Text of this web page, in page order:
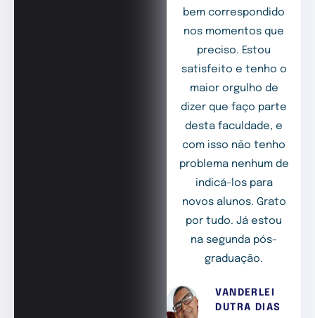
bem correspondido
nos momentos que
preciso. Estou
satisfeito e tenho o
maior orgulho de
dizer que faço parte
desta faculdade, e
com isso não tenho
problema nenhum de
indicá-los para
novos alunos. Grato
por tudo. Já estou
na segunda pós-
graduação.
VANDERLEI
DUTRA DIAS